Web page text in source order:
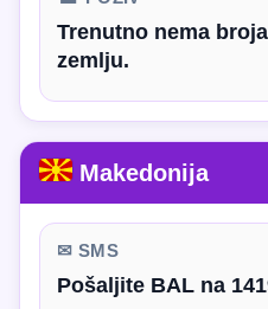
Trenutno nema
zemlju.
Makedonija
✉ SMS
Pošaljite BAL na